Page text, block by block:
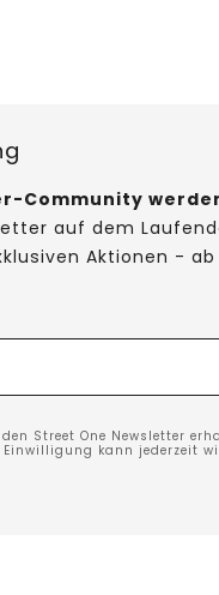
Community
auf dem
Aktionen -
Street One Newsletter
kann jederzeit